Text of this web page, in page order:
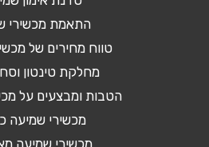
התאמת מכשירי
טווח מחירים של
מחלקת טינטון
הטבות ומבצעים על
מכשירי שמיעה
מכשירי שמיעה